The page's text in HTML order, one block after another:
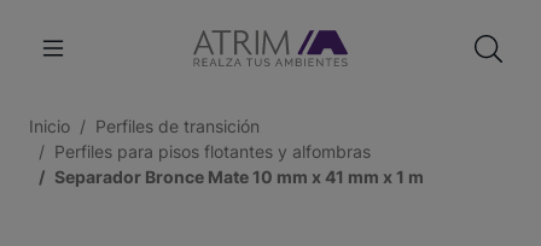
Inicio
Perfiles de transición
Perfiles para pisos flotantes y alfombras
Separador Bronce Mate 10 mm x 41 mm x 1 m